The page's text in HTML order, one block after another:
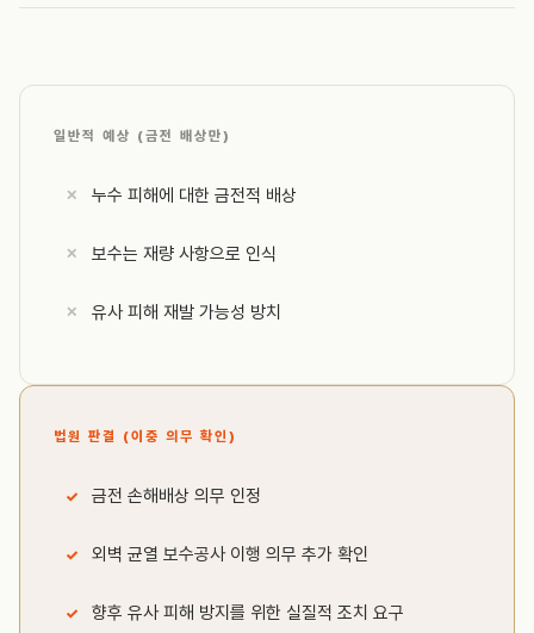
일반적 예상 (금전 배상만)
누수 피해에 대한 금전적 배상
보수는 재량 사항으로 인식
유사 피해 재발 가능성 방치
법원 판결 (이중 의무 확인)
금전 손해배상 의무 인정
외벽 균열 보수공사 이행 의무 추가 확인
향후 유사 피해 방지를 위한 실질적 조치 요구